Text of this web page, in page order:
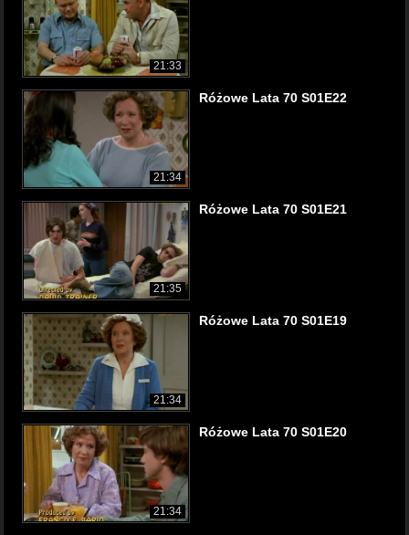
21:33
21:34
Różowe Lata 70 S01E22
21:35
Różowe Lata 70 S01E21
21:34
Różowe Lata 70 S01E19
21:34
Różowe Lata 70 S01E20